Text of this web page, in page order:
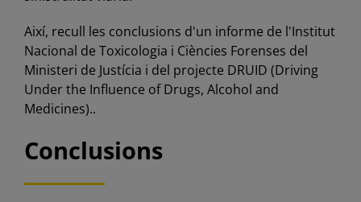
Així, recull les conclusions d'un informe de l'Institut
Nacional de Toxicologia i Ciències Forenses del
Ministeri de Justícia i del projecte DRUID (Driving
Under the Influence of Drugs, Alcohol and
Medicines)..
Conclusions